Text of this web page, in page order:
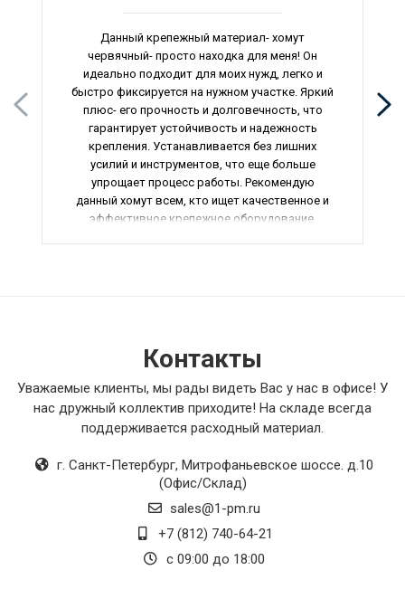
Данный крепежный материал- хомут
червячный- просто находка для меня! Он
идеально подходит для моих нужд, легко и
быстро фиксируется на нужном участке. Яркий
плюс- его прочность и долговечность, что
гарантирует устойчивость и надежность
крепления. Устанавливается без лишних
усилий и инструментов, что еще больше
упрощает процесс работы. Рекомендую
данный хомут всем, кто ищет качественное и
эффективное крепежное оборудование.
Контакты
Уважаемые клиенты, мы рады видеть Вас у нас в офисе! У
нас дружный коллектив приходите! На складе всегда
поддерживается расходный материал.
г. Санкт-Петербург, Митрофаньевское шоссе. д.10
(Офис/Склад)
sales@1-pm.ru
+7 (812) 740-64-21
с 09:00 до 18:00